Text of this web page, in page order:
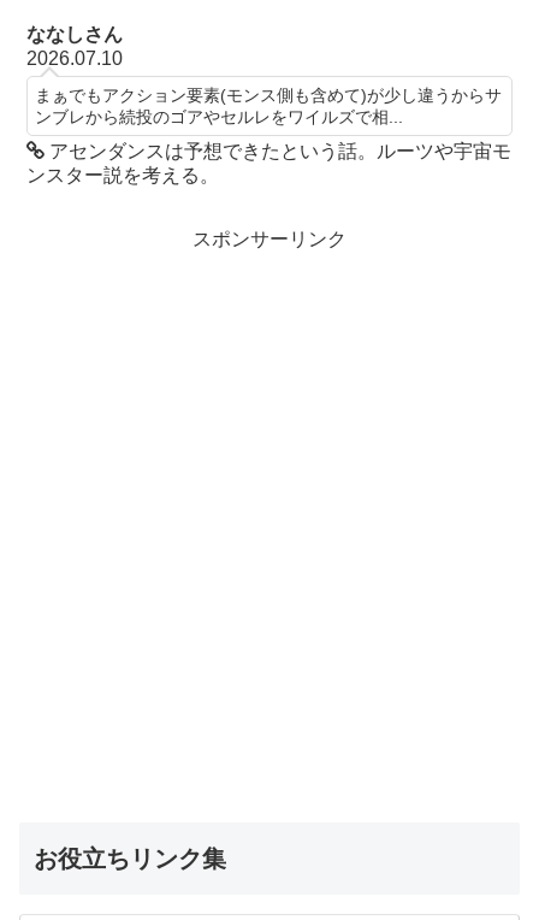
ななしさん
2026.07.10
まぁでもアクション要素(モンス側も含めて)が少し違うからサ
ンブレから続投のゴアやセルレをワイルズで相...
アセンダンスは予想できたという話。ルーツや宇宙モ
ンスター説を考える。
スポンサーリンク
お役立ちリンク集